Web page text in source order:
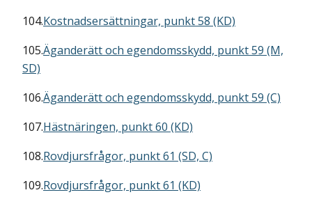
104.Kostnadsersättningar, punkt 58 (KD)
105.Äganderätt och egendomsskydd, punkt 59 (M,
SD)
106.Äganderätt och egendomsskydd, punkt 59 (C)
107.Hästnäringen, punkt 60 (KD)
108.Rovdjursfrågor, punkt 61 (SD, C)
109.Rovdjursfrågor, punkt 61 (KD)